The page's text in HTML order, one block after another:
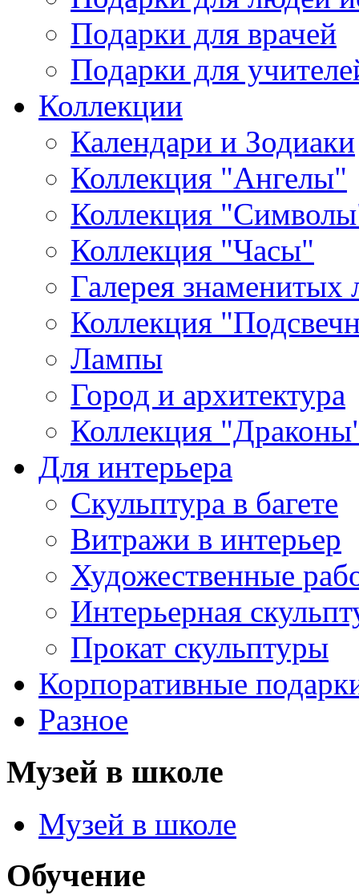
Подарки для врачей
Подарки для
Коллекции
Календари и Зодиаки
Коллекция "Ангелы"
Коллекция
Коллекция "Часы"
Галерея знаменитых
Коллекция
Лампы
Город и архитектура
Коллекция
Для интерьера
Скульптура в багете
Витражи в интерьер
Художественные
Интерьерная
Прокат скульптуры
Корпоративные
Разное
Музей в школе
Музей в школе
Обучение